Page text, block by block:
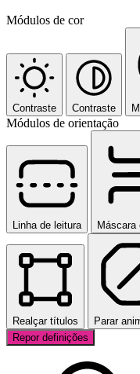
Módulos de cor
Contraste Contraste
Módulos de orientação
Linha de leitura Máscara
Realçar títulos Parar
Repor definições